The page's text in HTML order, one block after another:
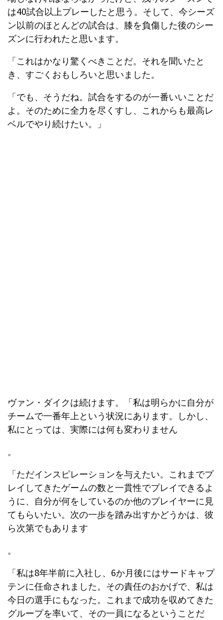
は40試合以上プレーしたと思う。そして、今シーズ
ン以前のほとんどの試合は、膝を負傷した後のシー
ズンに行われたと思います。
「これはかなり驚くべきことだ。それを聞いたと
き、すごくおもしろいと思いました。
「でも、そうだね。試合をするのが一番いいことだ
よ。そのために全力を尽くすし、これからも最高レ
ベルでやり続けたい。」
ヴァン・ダイクは続けます。「私は明らかに自分が
チームで一番年上という状況にあります。しかし、
私にとっては、実際には何も変わりません
。
「ただインスピレーションを与えたい。これまでプ
レイしてきたゲームの数と一貫性でプレイできるよ
うに、自分が何をしているのか他のプレイヤーに見
てもらいたい。次の一歩を踏み出すかどうかは、彼
ら次第でもあります
。
「私は8年半前に入社し、6か月後にはサードキャプ
テンに任命されました。その責任のおかげで、私は
今日の選手にもなった。これまで成功を収めてきた
グループを率いて、その一員になるということだ